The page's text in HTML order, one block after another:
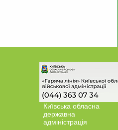
Київська обласна
державна
адміністрація